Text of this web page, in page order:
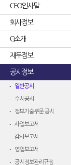
CEO인사말
회사정보
CI소개
재무정보
공시정보
일반공시
수시공시
정보기술부문 공시
사업보고서
감사보고서
영업보고서
공시정보관리규정